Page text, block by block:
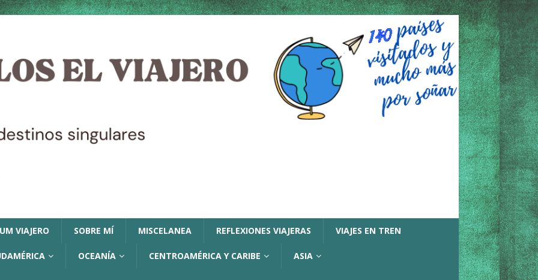
VIAJERO SOBRE MÍ MISCELANEA REFLEXIONES VIAJERAS VIAJES EN TREN
OCEANÍA CENTROAMÉRICA Y CARIBE ASIA